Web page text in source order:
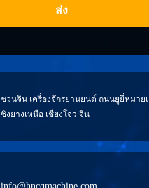
ส่ง
ชวนจิน เครื่องจักรยานยนต์ ถนนยูยี่หมาย
ซิงยางเหนือ เชียงโจว จีน